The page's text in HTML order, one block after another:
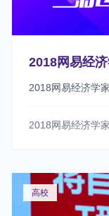
2018网易经
2018网易经济学
2018网易经济学
高校